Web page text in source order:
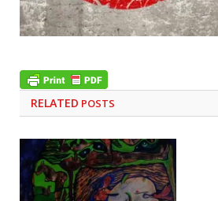
RELATED POSTS